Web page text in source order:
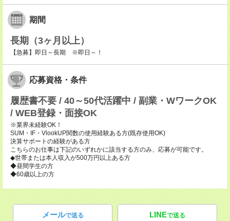
期間
長期（3ヶ月以上）
【急募】即日～長期 ※即日～！
応募資格・条件
履歴書不要 / 40～50代活躍中 / 副業・WワークOK
/ WEB登録・面接OK
※業界未経験OK！
SUM・IF・VlookUP関数の使用経験ある方(既存使用OK)
決算サポートの経験がある方
こちらのお仕事は下記のいずれかに該当する方のみ、応募が可能です。
◆世帯または本人収入が500万円以上ある方
◆昼間学生の方
◆60歳以上の方
メールで送る LINEで送る